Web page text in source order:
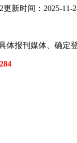
更新时间：2025-11-
体报刊媒体、确